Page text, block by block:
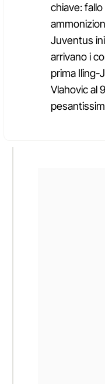
chiave:
Juventus
arrivano i
prima Iling-
Vlahovic al